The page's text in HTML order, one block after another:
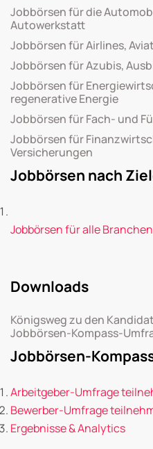
Jobbörsen für die
Autowerkstatt
Jobbörsen für Airlines,
Jobbörsen für Azubis,
Jobbörsen für
regenerative Energie
Jobbörsen für Fach- und
Jobbörsen für
Versicherungen
Jobbörsen nach
Jobbörsen für alle
Downloads
Königsweg zu den
Jobbörsen-Kompass-
Jobbörsen-
Arbeitgeber-Umfrage
Bewerber-Umfrage
Ergebnisse & Analytics